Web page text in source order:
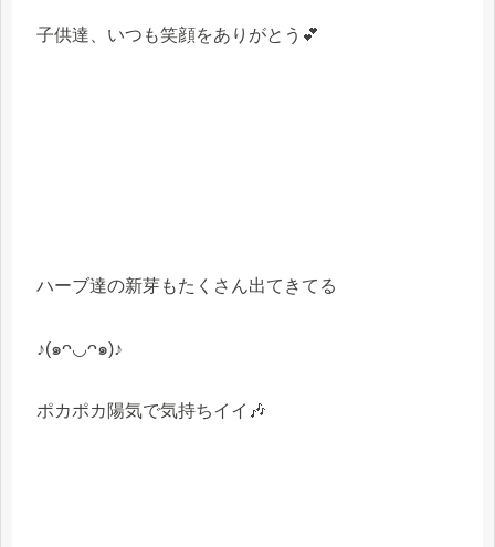
子供達、いつも笑顔をありがとう💕
ハーブ達の新芽もたくさん出てきてる
♪(๑ᴖ◡ᴖ๑)♪
ポカポカ陽気で気持ちイイ🎶